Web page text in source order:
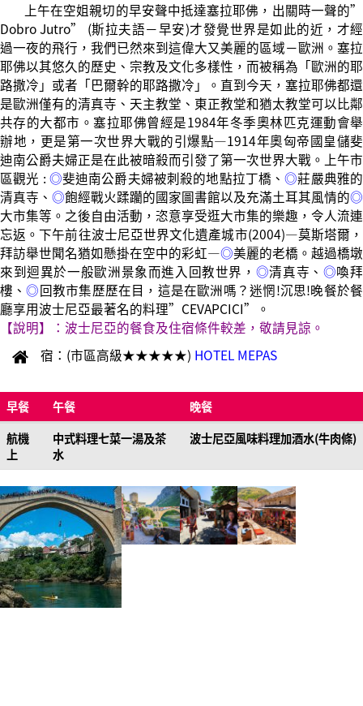
上午在空姐親切的早安聲中抵達塞拉耶佛，出關時一聲的”
Dobro Jutro” (斯拉夫語－早安)才發覺世界是如此的近，才經
過一夜的飛行，我們已然來到這偉大又美麗的區域－歐洲。塞拉
耶佛以其悠久的歷史、宗教及文化多樣性，而被稱為「歐洲的耶
路撒冷」或者「巴爾幹的耶路撒冷」。直到今天，塞拉耶佛都還
是歐洲僅有的清真寺、天主教堂、東正教堂和猶太教堂可以比鄰
共存的大都市。塞拉耶佛曾經是1984年冬季奧林匹克運動會舉
辦地，更是第一次世界大戰的引爆點—1914年奧匈帝國皇儲斐
迪南公爵夫婦正是在此被暗殺而引發了第一次世界大戰。上午市
區觀光 : ◎斐迪南公爵夫婦被刺殺的地點拉丁橋、◎莊嚴典雅的
清真寺、 ◎飽經戰火蹂躪的國家圖書館以及充滿土耳其風情的◎
大市集等。之後自由活動，恣意享受逛大市集的樂趣，令人流連
忘返。下午前往波士尼亞世界文化遺產城市(2004)—莫斯塔爾，
拜訪舉世聞名猶如懸掛在空中的彩虹—◎美麗的老橋。越過橋墩
來到迴異於一般歐洲景象而進入回教世界， ◎清真寺、 ◎喚拜
樓、◎回教市集歷歷在目，這是在歐洲嗎？迷惘!沉思!晚餐於餐
廳享用波士尼亞最著名的料理”CEVAPCICI”。
【說明】：波士尼亞的餐食及住宿條件較差，敬請見諒。
宿：(市區高級★★★★★) HOTEL MEPAS
早餐 午餐
晚餐
航機
上
中式料理七菜一湯及茶
水
波士尼亞風味料理加酒水(牛肉條)